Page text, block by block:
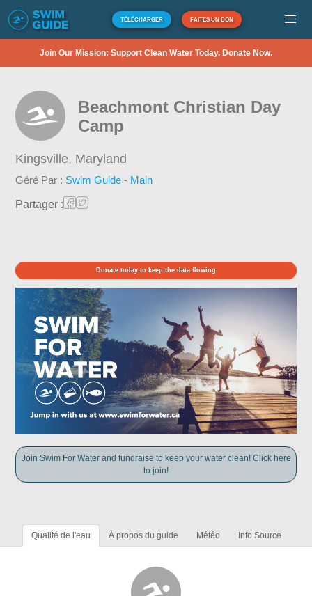
TÉLÉCHARGER FAITES UN DON
Join Our Mission: Support Clean Water Today. Donate Now.
Beachmont Christian Day
Camp
Kingsville, Maryland
Géré Par : Swim Guide - Main
Partager :
Donate today to keep the data flowing
Join Swim For Water and fundraise to keep your water clean! Click here
to join!
Qualité de l'eau À propos du guide Météo Info Source